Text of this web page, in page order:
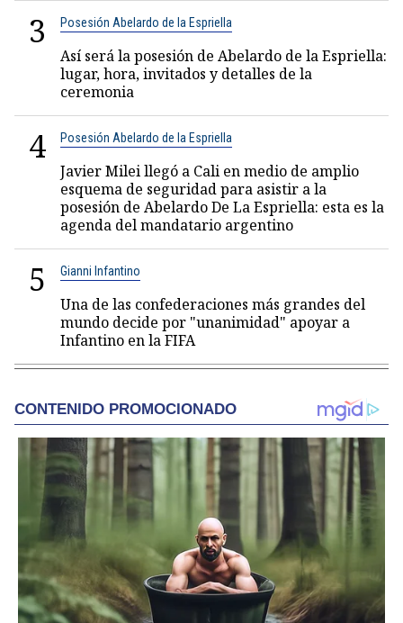
3 Posesión Abelardo de la Espriella
Así será la posesión de Abelardo de la Espriella:
lugar, hora, invitados y detalles de la
ceremonia
4 Posesión Abelardo de la Espriella
Javier Milei llegó a Cali en medio de amplio
esquema de seguridad para asistir a la
posesión de Abelardo De La Espriella: esta es la
agenda del mandatario argentino
5 Gianni Infantino
Una de las confederaciones más grandes del
mundo decide por "unanimidad" apoyar a
Infantino en la FIFA